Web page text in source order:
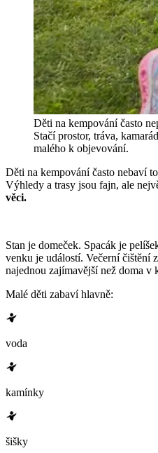
Děti na kempování často
Stačí prostor, tráva,
malého k objevování.
Děti na kempování často nebaví
Výhledy a trasy jsou fajn, ale
věci.
Stan je domeček. Spacák je
venku je událostí. Večerní čištění
najednou zajímavější než doma v
Malé děti zabaví hlavně:
voda
kamínky
šišky